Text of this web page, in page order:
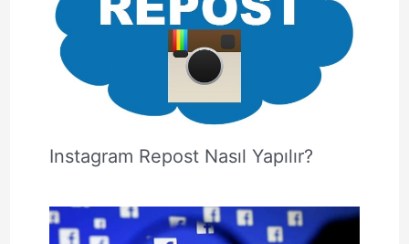
Instagram Repost Nasıl Yapılır?